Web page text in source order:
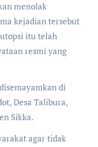
menolak
kejadian tersebut
itu telah
resmi yang
di
Desa Talibura,
Sikka.
agar tidak